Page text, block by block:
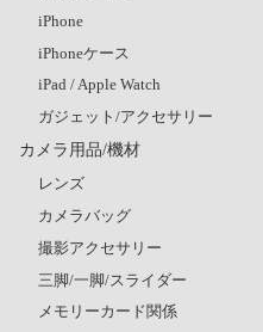
iPhone
iPhoneケース
iPad / Apple Watch
ガジェット/アクセサリー
カメラ用品/機材
レンズ
カメラバッグ
撮影アクセサリー
三脚/一脚/スライダー
メモリーカード関係